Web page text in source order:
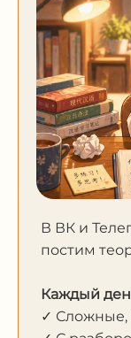
В ВК и
постим
Каждый
✓ Сложные,